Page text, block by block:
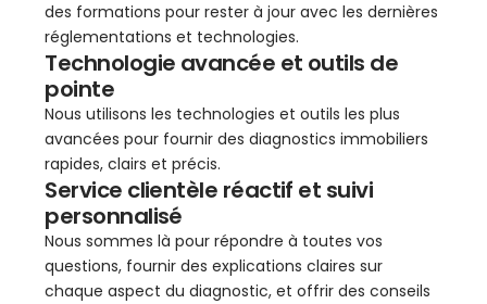
des formations pour rester à jour avec les dernières
réglementations et technologies.
Technologie avancée et outils de
pointe
Nous utilisons les technologies et outils les plus
avancées pour fournir des diagnostics immobiliers
rapides, clairs et précis.
Service clientèle réactif et suivi
personnalisé
Nous sommes là pour répondre à toutes vos
questions, fournir des explications claires sur
chaque aspect du diagnostic, et offrir des conseils